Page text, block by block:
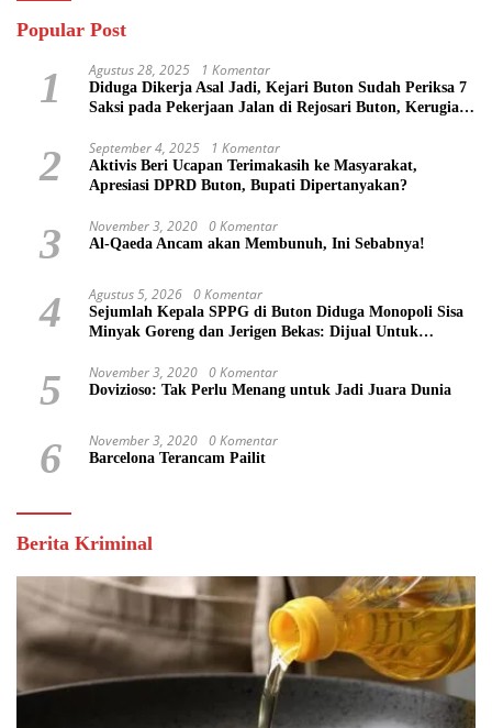
Popular Post
1 Agustus 28, 2025 1 Komentar
Diduga Dikerja Asal Jadi, Kejari Buton Sudah Periksa 7
Saksi pada Pekerjaan Jalan di Rejosari Buton, Kerugian
2 September 4, 2025 1 Komentar
Aktivis Beri Ucapan Terimakasih ke Masyarakat,
Apresiasi DPRD Buton, Bupati Dipertanyakan?
3 November 3, 2020 0 Komentar
Al-Qaeda Ancam akan Membunuh, Ini Sebabnya!
4 Agustus 5, 2026 0 Komentar
Sejumlah Kepala SPPG di Buton Diduga Monopoli Sisa
Minyak Goreng dan Jerigen Bekas: Dijual Untuk
5 November 3, 2020 0 Komentar
Dovizioso: Tak Perlu Menang untuk Jadi Juara Dunia
6 November 3, 2020 0 Komentar
Barcelona Terancam Pailit
Berita Kriminal